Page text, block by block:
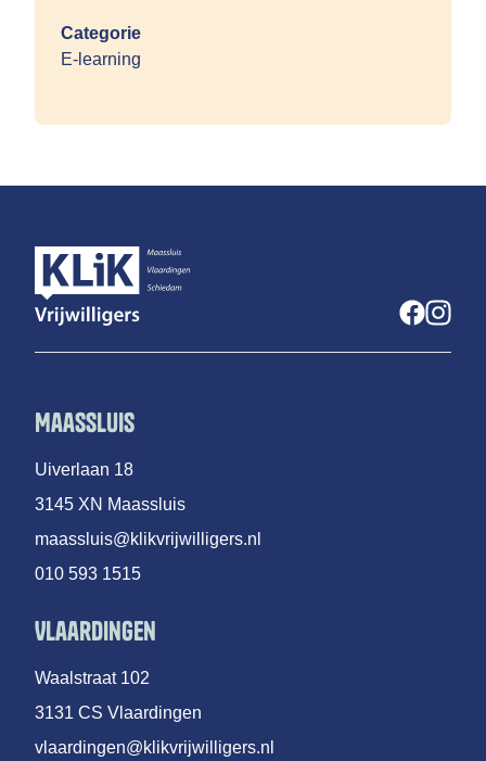
Categorie
E-learning
Maassluis
Uiverlaan 18
3145 XN Maassluis
maassluis@klikvrijwilligers.nl
010 593 1515
Vlaardingen
Waalstraat 102
3131 CS Vlaardingen
vlaardingen@klikvrijwilligers.nl